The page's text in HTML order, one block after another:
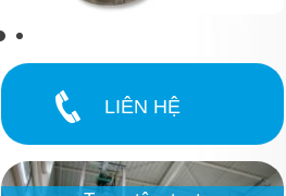
LIÊN HỆ
Ligne-production-palamatic-